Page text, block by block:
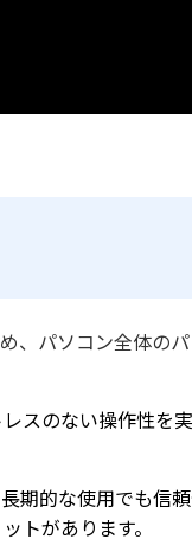
パソコン全体の
スのない操作性を
期的な使用でも信
トがあります。